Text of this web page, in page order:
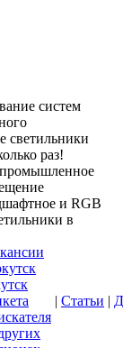
систем
светильники
раз!
промышленное
и RGB
в
| Статьи |